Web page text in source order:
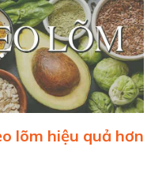
lõm hiệu quả hơn